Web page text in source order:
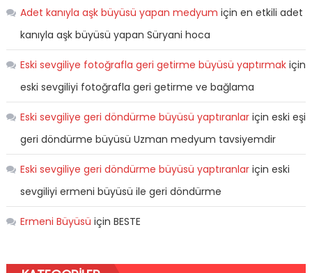
Adet kanıyla aşk büyüsü yapan medyum için en etkili adet
kanıyla aşk büyüsü yapan Süryani hoca
Eski sevgiliye fotoğrafla geri getirme büyüsü yaptırmakiçin
eski sevgiliyi fotoğrafla geri getirme ve bağlama
Eski sevgiliye geri döndürme büyüsü yaptıranlariçin eski eşi
geri döndürme büyüsü Uzman medyum tavsiyemdir
Eski sevgiliye geri döndürme büyüsü yaptıranlariçin eski
sevgiliyi ermeni büyüsü ile geri döndürme
Ermeni Büyüsü için BESTE